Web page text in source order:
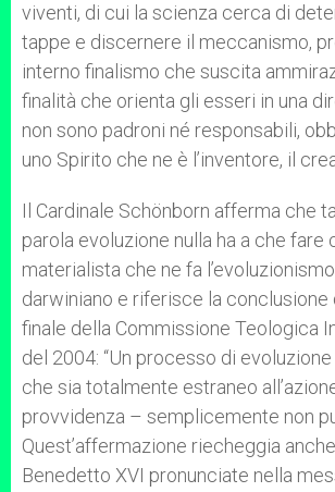
viventi, di cui la scienza cerca di
tappe e discernere il meccanismo,
interno finalismo che suscita
finalità che orienta gli esseri in una
non sono padroni né responsabili,
uno Spirito che ne è l’inventore, il
Il Cardinale Schönborn afferma che
parola evoluzione nulla ha a che fare
materialista che ne fa
darwiniano e riferisce la
finale della Commissione Teologica
del 2004: “Un processo di
che sia totalmente estraneo
provvidenza – semplicemente non
Quest’affermazione riecheggia
Benedetto XVI pronunciate nella